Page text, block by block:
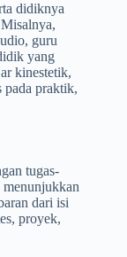
didiknya
guru
yang
kinestetik,
pada praktik,
tugas-
menunjukkan
dari isi
proyek,